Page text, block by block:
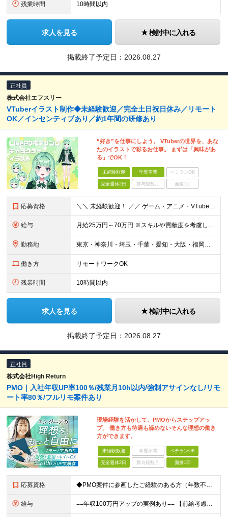
残業時間 10時間以内
求人を見る 検討中に入れる
掲載終了予定日： 2026.08.27
正社員
株式会社エフスリー
VTuberイラスト制作◆未経験歓迎／完全土日祝日休み／リモート
OK／インセンティブあり／約1年間の研修あり
“好き”を仕事にしよう。 VTuberの世界を、あな
たのイラストで彩るお仕事。 まずは「興味があ
る」でOK！
未経験歓迎 学歴不問 ベテランOK
完全週休2日 賞与複数月 面接1回
応募資格 ＼＼ 未経験歓迎！ ／／ ゲーム・アニメ・VTuberが好き クリエイティブに挑戦してみたい そんな気持ちがあれば大歓迎です！ 「この仕事、気になる！」それだけでOK。 チャレンジする一歩目を応援し
給与 月給25万円～70万円 ※スキルや貢献度を考慮して決定します。 ※試用期間中は、契約社員（月給は20万円～＋交通費）となります。 ◆インセンティブ・臨時ボーナス制度あり ◆昇給査定あり
勤務地 東京・神奈川・埼玉・千葉・愛知・大阪・福岡のプロジェクト先 ◎事前相談のうえ、自宅から通いやすい勤務地へ配属します。 ◎転居を伴う転勤はありません ＜本社＞ 東京都目黒区大橋2丁目24-1 ハイネス
働き方 リモートワークOK
残業時間 10時間以内
求人を見る 検討中に入れる
掲載終了予定日： 2026.08.27
正社員
株式会社High Return
PMO｜入社年収UP率100％/残業月10h以内/強制アサインなし/リモ
ート率80％/フルリモ案件あり
現場経験を活かして、PMOからステップアッ
プ。 働き方も待遇も諦めないそんな理想の働き
方ができます。
未経験歓迎 学歴不問 ベテランOK
完全週休2日 賞与複数月 面接1回
応募資格 ◆PMO案件に参画したご経験のある方（年数不問） ◆高卒以上 ＼こんな方にピッタリな環境です／ ◎年収アップなど、正当な評価を受けたい ◎PMなど上流工程へキャリアアップしたい ◎リモートワークを活
給与 ==年収100万円アップの実例あり== 【前給考慮】月給28万円～50万円＋賞与＋決算賞与 ☆別途残業代は全額支給します ※上記金額は、経験、スキル、前職給与を考慮した上で、決定します ※試用期間